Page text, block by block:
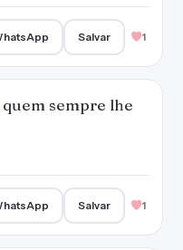
Salvar 1
sempre lhe
Salvar 1